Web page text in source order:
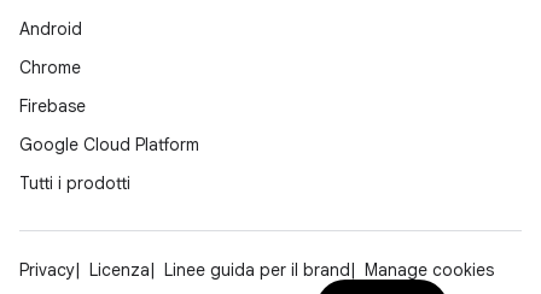
Android
Chrome
Firebase
Google Cloud Platform
Tutti i prodotti
Privacy Licenza Linee guida per il brand Manage cookies